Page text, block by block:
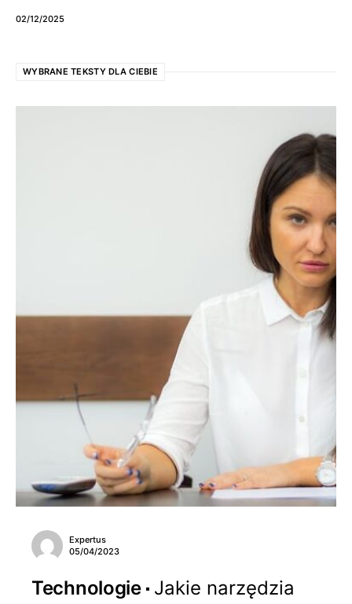
02/12/2025
WYBRANE TEKSTY DLA CIEBIE
Expertus
05/04/2023
Technologie Jakie narzędzia